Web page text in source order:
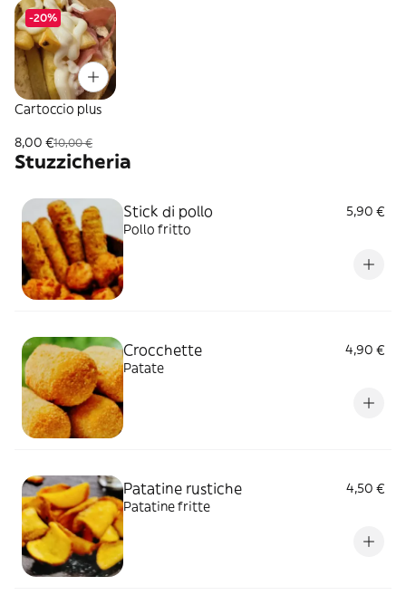
-20%
Cartoccio plus
8,00 €10,00 €
Stuzzicheria
Stick di pollo
5,90 €
Pollo fritto
Crocchette
4,90 €
Patate
Patatine rustiche
4,50 €
Patatine fritte